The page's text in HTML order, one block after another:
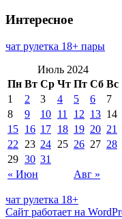
Интересное
чат рулетка 18+ пары
Июль 2024
Пн Вт Ср Чт Пт Сб Вс
« Июн Авг »
1 2 3 4 5 6
7
8
9 10 11 12 13 14
15 16 17 18 19 20 21
22
23 24 25 26 27 28
29 30 31
чат рулетка 18+
Сайт работает на